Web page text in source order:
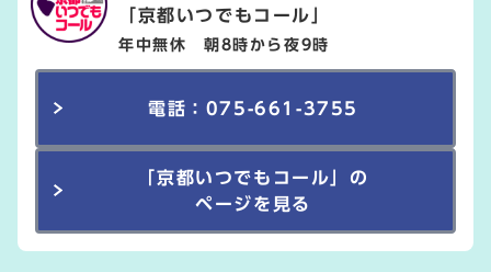
「京都いつでもコール」
年中無休 朝8時から夜9時
電話：075-661-3755
「京都いつでもコール」の
ページを見る